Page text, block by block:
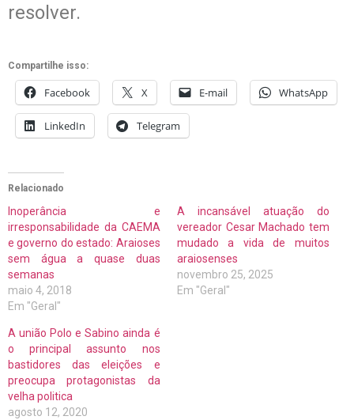
resolver.
Compartilhe isso:
Facebook X E-mail WhatsApp
LinkedIn Telegram
Relacionado
Inoperância e
irresponsabilidade da CAEMA
e governo do estado: Araioses
sem água a quase duas
semanas
maio 4, 2018
Em "Geral"
A incansável atuação do
vereador Cesar Machado tem
mudado a vida de muitos
araiosenses
novembro 25, 2025
Em "Geral"
A união Polo e Sabino ainda é
o principal assunto nos
bastidores das eleições e
preocupa protagonistas da
velha politica
agosto 12, 2020